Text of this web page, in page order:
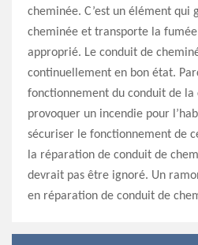
cheminée. C’est un élément qui
cheminée et transporte la
approprié. Le conduit de
continuellement en bon état.
fonctionnement du conduit de la
provoquer un incendie pour
sécuriser le fonctionnement de
la réparation de conduit de
devrait pas être ignoré. Un
en réparation de conduit de